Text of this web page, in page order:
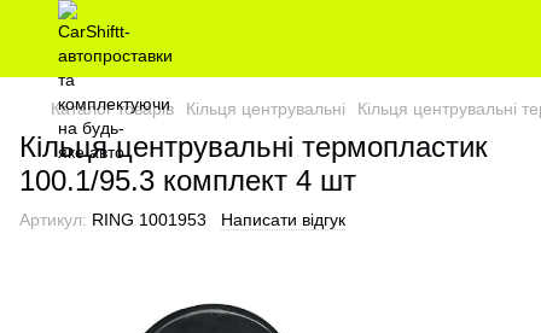
Каталог товарів Кільця центрувальні Кільця центрувальні
Кільця центрувальні термопластик
100.1/95.3 комплект 4 шт
Артикул: RING 1001953 Написати відгук